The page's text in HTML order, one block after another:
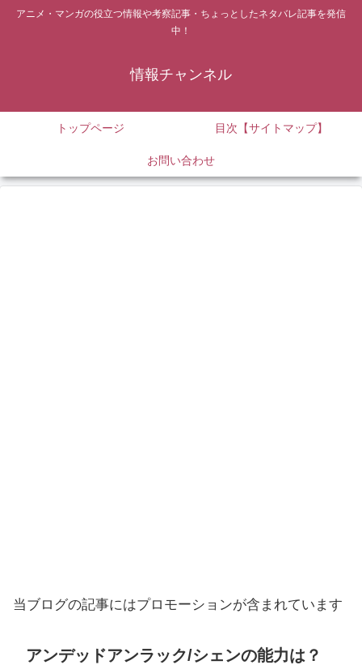
アニメ・マンガの役立つ情報や考察記事・ちょっとしたネタバレ記事を発信
中！
情報チャンネル
トップページ 目次【サイトマップ】
お問い合わせ
当ブログの記事にはプロモーションが含まれています
アンデッドアンラック/シェンの能力は？